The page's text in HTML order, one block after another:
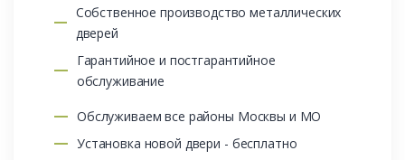
Собственное производство металлических
дверей
Гарантийное и постгарантийное
обслуживание
Обслуживаем все районы Москвы и МО
Установка новой двери - бесплатно